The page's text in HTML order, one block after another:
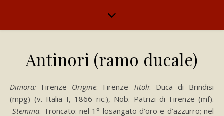
Antinori (ramo ducale)
Dimora: Firenze Origine: Firenze Titoli: Duca di Brindisi
(mpg) (v. Italia I, 1866 ric.), Nob. Patrizi di Firenze (mf).
Stemma: Troncato: nel 1° losangato d’oro e d’azzurro; nel